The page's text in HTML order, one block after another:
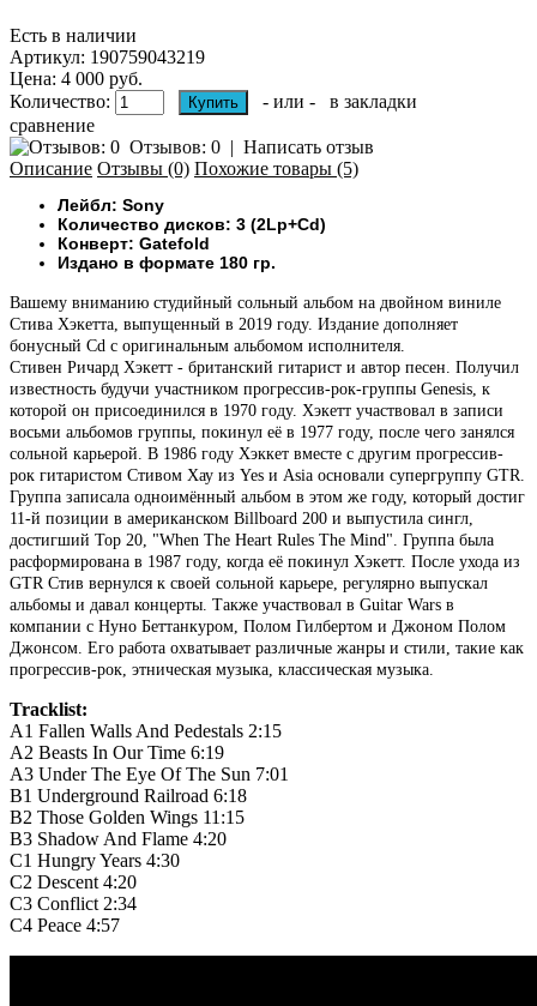
Есть в наличии
Артикул: 190759043219
Цена: 4 000 руб.
Количество:
- или -
в закладки
сравнение
Отзывов: 0 | Написать отзыв
Описание Отзывы (0) Похожие товары (5)
Лейбл: Sony
Количество дисков: 3 (2Lp+Cd)
Конверт: Gatefold
Издано в формате 180 гр.
Вашему вниманию студийный сольный альбом на двойном виниле
Стива Хэкетта, выпущенный в 2019 году. Издание дополняет
бонусный Cd с оригинальным альбомом исполнителя.
Стивен Ричард Хэкетт - британский гитарист и автор песен. Получил
известность будучи участником прогрессив-рок-группы Genesis, к
которой он присоединился в 1970 году. Хэкетт участвовал в записи
восьми альбомов группы, покинул её в 1977 году, после чего занялся
сольной карьерой. В 1986 году Хэккет вместе с другим прогрессив-
рок гитаристом Стивом Хау из Yes и Asia основали супергруппу GTR.
Группа записала одноимённый альбом в этом же году, который достиг
11-й позиции в американском Billboard 200 и выпустила сингл,
достигший Top 20, "When The Heart Rules The Mind". Группа была
расформирована в 1987 году, когда её покинул Хэкетт. После ухода из
GTR Стив вернулся к своей сольной карьере, регулярно выпускал
альбомы и давал концерты. Также участвовал в Guitar Wars в
компании с Нуно Беттанкуром, Полом Гилбертом и Джоном Полом
Джонсом. Его работа охватывает различные жанры и стили, такие как
прогрессив-рок, этническая музыка, классическая музыка.
Tracklist:
A1 Fallen Walls And Pedestals 2:15
A2 Beasts In Our Time 6:19
A3 Under The Eye Of The Sun 7:01
B1 Underground Railroad 6:18
B2 Those Golden Wings 11:15
B3 Shadow And Flame 4:20
C1 Hungry Years 4:30
C2 Descent 4:20
C3 Conflict 2:34
C4 Peace 4:57